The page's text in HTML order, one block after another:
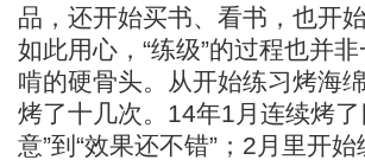
品，还开始买书、看书，也开
如此用心，“练级”的过程也并
啃的硬骨头。从开始练习烤海绵
烤了十几次。14年1月连续烤
意”到“效果还不错”；2月里开